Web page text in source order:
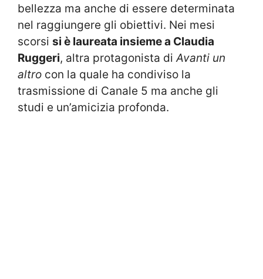
bellezza ma anche di essere determinata
nel raggiungere gli obiettivi. Nei mesi
scorsi si è laureata insieme a Claudia
Ruggeri, altra protagonista diAvanti un
altro con la quale ha condiviso la
trasmissione di Canale 5 ma anche gli
studi e un’amicizia profonda.